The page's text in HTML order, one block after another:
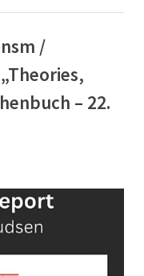
Taschenbuch
/
– 22.